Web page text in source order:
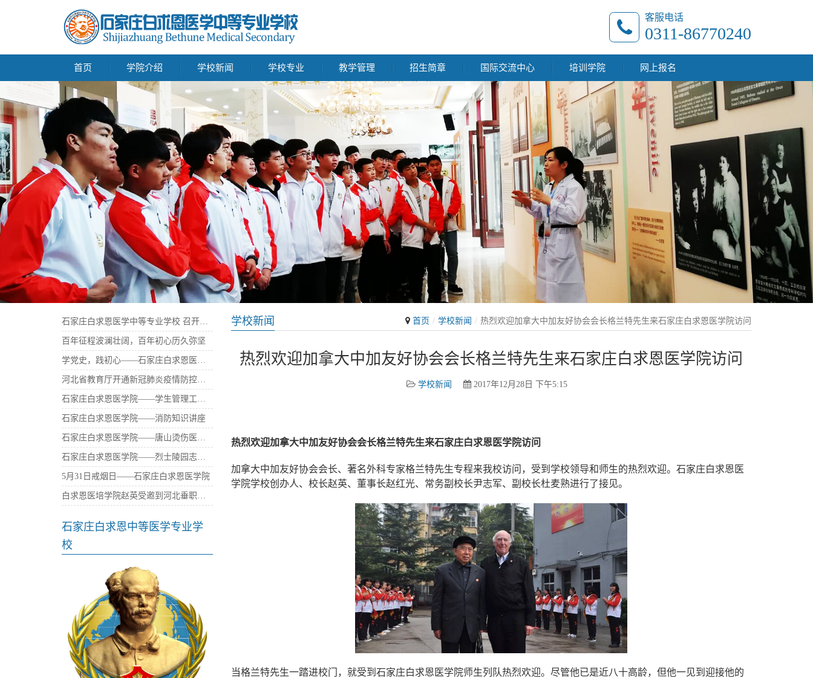
客服电话
0311-86770240
首页 学院介绍 学校新闻 学校专业 教学管理 招生简章 国际交流中心 培训学院 网上报名
首页 学校新闻 热烈欢迎加拿大中加友好协会会长格兰特先生来石家庄白求恩医学院访问
学校新闻
热烈欢迎加拿大中加友好协会会长格兰特先生来石家庄白求恩医学院访问
学校新闻 2017年12月28日 下午5:15
热烈欢迎加拿大中加友好协会会长格兰特先生来石家庄白求恩医学院访问
加拿大中加友好协会会长、著名外科专家格兰特先生专程来我校访问，受到学校领导和师生的热烈欢迎。石家庄白求恩医
学院学校创办人、校长赵英、董事长赵红光、常务副校长尹志军、副校长杜麦熟进行了接见。
当格兰特先生一踏进校门，就受到石家庄白求恩医学院师生列队热烈欢迎。尽管他已是近八十高龄，但他一见到迎接他的
百年征程波澜壮阔，百年初心历久弥坚
石家庄白求恩医学院——消防知识讲座
5月31日戒烟日——石家庄白求恩医学院
石家庄白求恩中等医学专业学
校